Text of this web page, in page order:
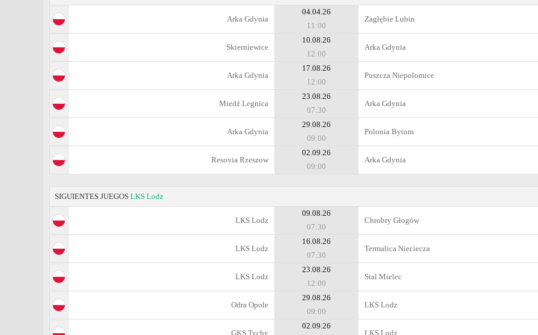
Arka Gdynia
04.04.26
11:00
Zagłębie Lubin
Skierniewice
10.08.26
12:00
Arka Gdynia
Arka Gdynia
17.08.26
12:00
Puszcza Niepolomice
Miedź Legnica
23.08.26
07:30
Arka Gdynia
Arka Gdynia
29.08.26
09:00
Polonia Bytom
Resovia Rzeszow
02.09.26
09:00
Arka Gdynia
SIGUIENTES JUEGOS LKS Lodz
LKS Lodz
09.08.26
07:30
Chrobry Głogów
LKS Lodz
16.08.26
07:30
Termalica Nieciecza
LKS Lodz
23.08.26
12:00
Stal Mielec
Odra Opole
29.08.26
09:00
LKS Lodz
GKS Tychy
02.09.26
LKS Lodz